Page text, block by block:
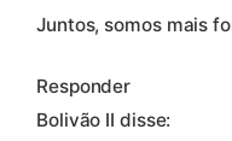
Juntos, somos mais
Responder
Bolivão II disse: